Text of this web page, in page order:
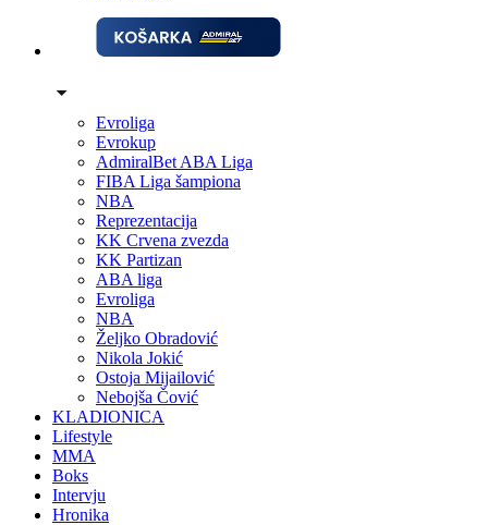
Evroliga
Evrokup
AdmiralBet ABA Liga
FIBA Liga šampiona
NBA
Reprezentacija
KK Crvena zvezda
KK Partizan
ABA liga
Evroliga
NBA
Željko Obradović
Nikola Jokić
Ostoja Mijailović
Nebojša Čović
KLADIONICA
Lifestyle
MMA
Boks
Intervju
Hronika